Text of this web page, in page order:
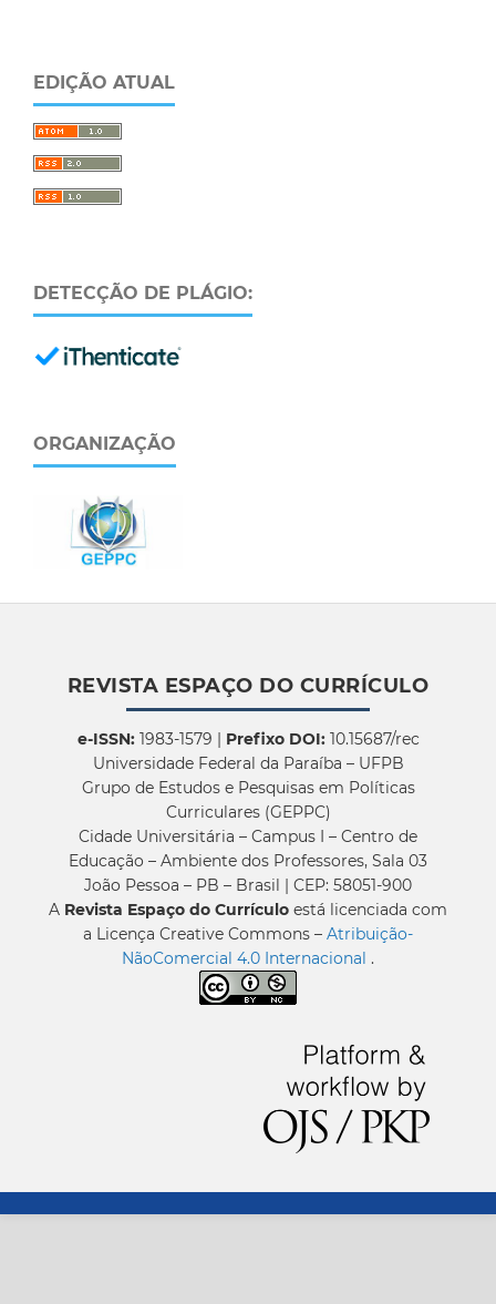
EDIÇÃO ATUAL
DETECÇÃO DE PLÁGIO:
ORGANIZAÇÃO
REVISTA ESPAÇO DO CURRÍCULO
e-ISSN:1983-1579 | Prefixo DOI:10.15687/rec
Universidade Federal da Paraíba – UFPB
Grupo de Estudos e Pesquisas em Políticas
Curriculares (GEPPC)
Cidade Universitária – Campus I – Centro de
Educação – Ambiente dos Professores, Sala 03
João Pessoa – PB – Brasil | CEP: 58051-900
A Revista Espaço do Currículo está licenciada com
a Licença Creative Commons – Atribuição-
NãoComercial 4.0 Internacional .